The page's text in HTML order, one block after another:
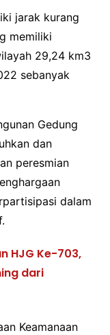
jarak kurang
memiliki
29,24 km3
sebanyak
Gedung
dan
peresmian
dalam
HJG Ke-703,
dari
Keamanaan